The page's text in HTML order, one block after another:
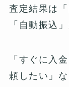
査定結果は
「自動振込
「すぐに入
頼したい」